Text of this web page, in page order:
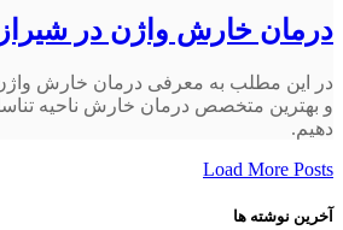
درمان خارش واژن در شیراز
در این مطلب به معرفی درمان خارش
و بهترین متخصص درمان خارش ناحیه
دهیم.
Load More Posts
آخرین نوشته ها